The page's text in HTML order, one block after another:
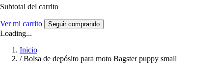
Subtotal del carrito
Ver mi carrito Seguir comprando
Loading...
Inicio
/ Bolsa de depósito para moto Bagster puppy small